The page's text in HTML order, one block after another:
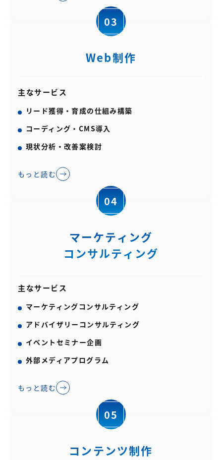
03
Web制作
主なサービス
リード獲得・育成の仕組み構築
コーディング・CMS導入
現状分析・改善案検討
もっと読む
04
マーケティング
コンサルティング
主なサービス
マーケティングコンサルティング
アドバイザリーコンサルティング
イベントセミナー企画
外部メディアプログラム
もっと読む
05
コンテンツ制作